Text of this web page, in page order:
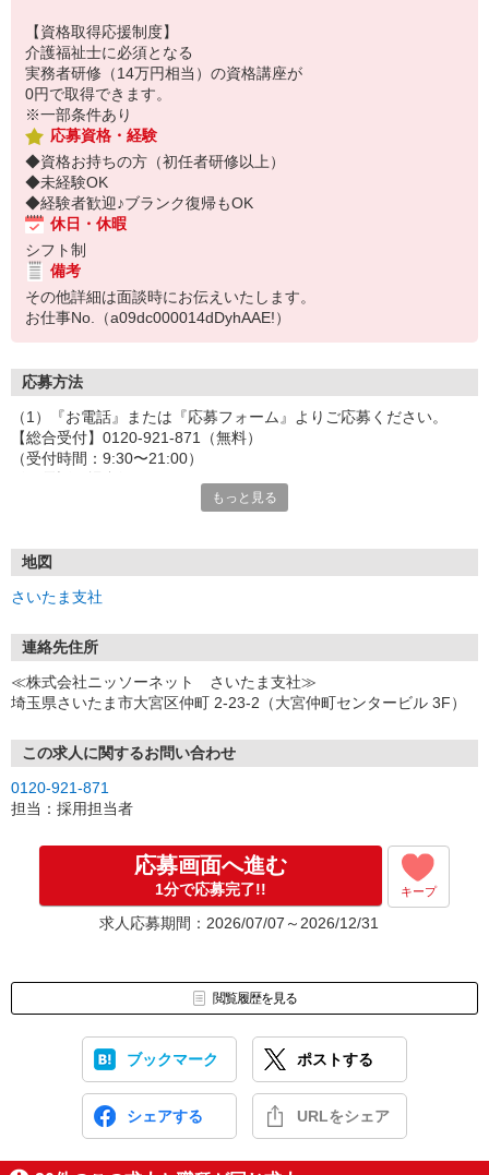
【資格取得応援制度】
介護福祉士に必須となる
実務者研修（14万円相当）の資格講座が
0円で取得できます。
※一部条件あり
応募資格・経験
◆資格お持ちの方（初任者研修以上）
◆未経験OK
◆経験者歓迎♪ブランク復帰もOK
休日・休暇
シフト制
備考
その他詳細は面談時にお伝えいたします。
お仕事No.（a09dc000014dDyhAAE!）
応募方法
（1）『お電話』または『応募フォーム』よりご応募ください。
【総合受付】0120-921-871（無料）
（受付時間：9:30〜21:00）
「e-aidemを見て」とお伝えいただけるとスムーズです。
◎応募フォームからのご応募は24時間受付中です！
（2）面談・登録の実施
ご都合のよいお日にちをお聞かせください。
↓
（3）選考・お仕事のご案内
↓
※紹介予定派遣・職業紹介などで、正職員登用前提でのお仕事も可
能です。
もっと見る
地図
さいたま支社
連絡先住所
≪株式会社ニッソーネット さいたま支社≫
埼玉県さいたま市大宮区仲町 2-23-2（大宮仲町センタービル 3F）
この求人に関するお問い合わせ
0120-921-871
担当：採用担当者
応募画面へ進む
1分で応募完了!! キープ
求人応募期間：2026/07/07～2026/12/31
閲覧履歴を見る
ブックマーク ポストする
シェアする URLをシェア